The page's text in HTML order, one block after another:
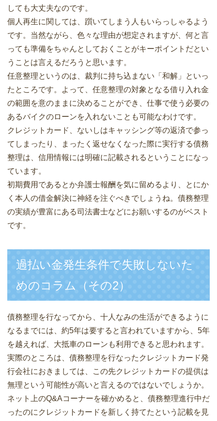
しても大丈夫なのです。
個人再生に関しては、躓いてしまう人もいらっしゃるよう
です。当然ながら、色々な理由が想定されますが、何と言
っても準備をちゃんとしておくことがキーポイントだとい
うことは言えるだろうと思います。
任意整理というのは、裁判に持ち込まない「和解」といっ
たところです。よって、任意整理の対象となる借り入れ金
の範囲を意のままに決めることができ、仕事で使う必要の
あるバイクのローンを入れないことも可能なわけです。
クレジットカード、ないしはキャッシング等の返済で参っ
てしまったり、まったく返せなくなった際に実行する債務
整理は、信用情報には明確に記載されるということになっ
ています。
初期費用であるとか弁護士報酬を気に留めるより、とにか
く本人の借金解決に神経を注ぐべきでしょうね。債務整理
の実績が豊富にある司法書士などにお願いするのがベスト
です。
過払い金発生条件で失敗しないた
めのコラム（その2）
債務整理を行なってから、十人なみの生活ができるように
なるまでには、約5年は要すると言われていますから、5年
を越えれば、大抵車のローンも利用できると思われます。
実際のところは、債務整理を行なったクレジットカード発
行会社におきましては、この先クレジットカードの提供は
無理という可能性が高いと言えるのではないでしょうか。
ネット上のQ&Aコーナーを確かめると、債務整理進行中だ
ったのにクレジットカードを新しく持てたという記載を見